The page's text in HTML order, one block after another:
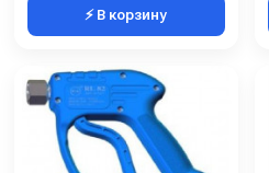
⚡ В корзину